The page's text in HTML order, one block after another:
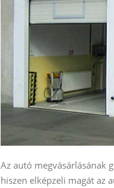
Az autó megvásárlásának
hiszen elképzeli magát az